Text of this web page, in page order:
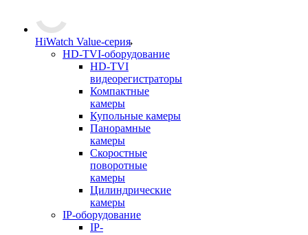
HiWatch Value-серия
HD-TVI-оборудование
HD-TVI
видеорегистраторы
Компактные
камеры
Купольные камеры
Панорамные
камеры
Скоростные
поворотные
камеры
Цилиндрические
камеры
IP-оборудование
IP-